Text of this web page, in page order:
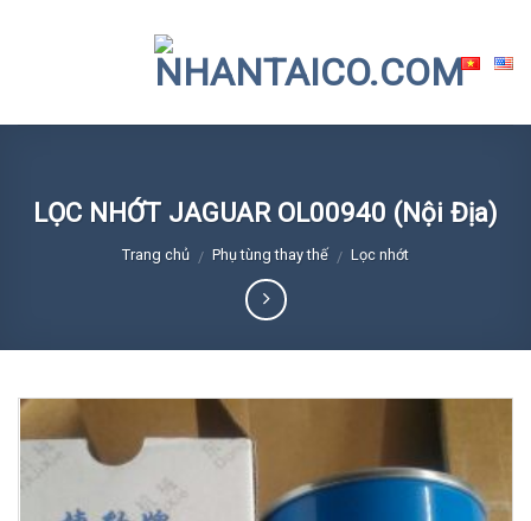
LỌC NHỚT JAGUAR OL00940 (Nội Địa)
Trang chủ / Phụ tùng thay thế / Lọc nhớt